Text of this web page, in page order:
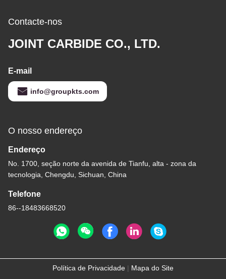
Contacte-nos
JOINT CARBIDE CO., LTD.
E-mail
info@groupkts.com
O nosso endereço
Endereço
No. 1700, seção norte da avenida de Tianfu, alta - zona da
tecnologia, Chengdu, Sichuan, China
Telefone
86--18483668520
Política de Privacidade | Mapa do Site